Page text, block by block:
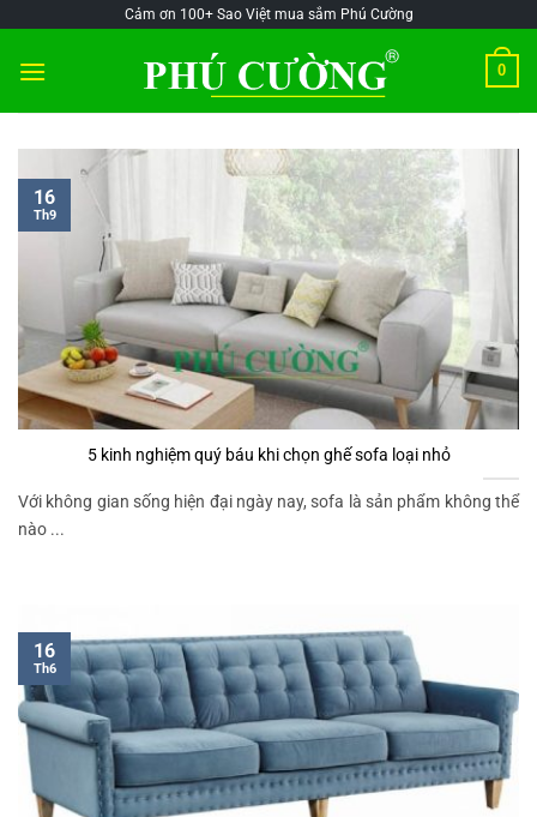
content
Cảm ơn 100+ Sao Việt mua sắm Phú Cường
0
5 kinh nghiệm quý báu khi chọn ghế sofa loại nhỏ
Với không gian sống hiện đại ngày nay, sofa là sản phẩm không thể
nào ...
16
Th9
16
Th6
mỪng1
mỪng1